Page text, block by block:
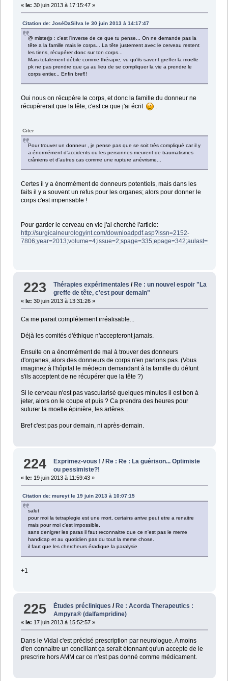
« le: 30 juin 2013 à 17:15:47 »
Citation de: JoséDaSilva le 30 juin 2013 à 14:17:47
@ misterjp : c'est l'inverse de ce que tu pense... On ne demande pas la
tête a la famille mais le corps... La tête justement avec le cerveau restent
les tiens, récupérer donc sur ton corps...
Mais totalement débile comme thérapie, vu qu'ils savent greffer la moelle
pk ne pas prendre que ça au lieu de se compliquer la vie a prendre le
corps entier... Enfin bref!!
Oui nous on récupère le corps, et donc la famille du donneur ne
récupèrerait que la tête, c'est ce que j'ai écrit
.
Citer
Pour trouver un donneur , je pense pas que se soit très compliqué car il y
a énormément d'accidents ou les personnes meurent de traumatismes
crâniens et d'autres cas comme une rupture anévrisme...
Certes il y a énormément de donneurs potentiels, mais dans les
faits il y a souvent un refus pour les organes; alors pour donner le
corps c'est impensable !
Pour garder le cerveau en vie j'ai cherché l'article:
http://surgicalneurologyint.com/downloadpdf.asp?issn=2152-
223 Thérapies expérimentales / Re : un nouvel espoir "La
greffe de tête, c'est pour demain"
« le: 30 juin 2013 à 13:31:26 »
Ca me parait complétement irréalisable...
Déjà les comités d'éthique n'accepteront jamais.
Ensuite on a énormément de mal à trouver des donneurs
d'organes, alors des donneurs de corps n'en parlons pas. (Vous
imaginez à l'hôpital le médecin demandant à la famille du défunt
s'ils acceptent de ne récupérer que la tête ?)
Si le cerveau n'est pas vascularisé quelques minutes il est bon à
jeter, alors on le coupe et puis ? Ca prendra des heures pour
suturer la moelle épinière, les artères...
Bref c'est pas pour demain, ni après-demain.
224 Exprimez-vous ! /Re : Re : La guérison... Optimiste
ou pessimiste?!
« le: 19 juin 2013 à 11:59:43 »
Citation de: mureyt le 19 juin 2013 à 10:07:15
salut
pour moi la tetraplegie est une mort, certains arrive peut etre a renaitre
mais pour moi c'est impossible.
sans denigrer les paras il faut reconnaitre que ce n'est pas le meme
handicap et au quotidien pas du tout la meme chose.
il faut que les chercheurs éradique la paralysie
+1
225 Études précliniques/ Re : Acorda Therapeutics :
Ampyra® (dalfampridine)
« le: 17 juin 2013 à 15:52:57 »
Dans le Vidal c'est précisé prescription par neurologue. A moins
d'en connaitre un conciliant ça serait étonnant qu'un accepte de le
prescrire hors AMM car ce n'est pas donné comme médicament.